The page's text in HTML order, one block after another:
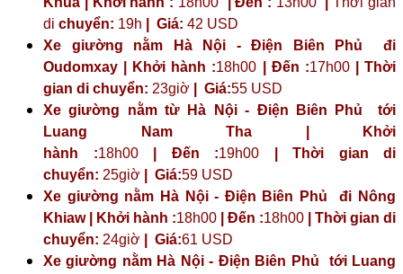
di chuyển: 19h Giá: 42 USD
Xe giường nằm Hà Nội - Điện Biên Phủ đi
Oudomxay | Khởi hành :18h00 | Đến :17h00| Thời
gian di chuyển: 23giờ | Giá:55 USD
Xe giường nằm từ Hà Nội - Điện Biên Phủ tới
Luang Nam Tha | Khởi
hành :18h00| Đến :19h00 | Thời gian di
chuyển: 25giờ | Giá:59 USD
Xe giường nằm Hà Nội - Điện Biên Phủ đi Nông
Khiaw | Khởi hành :18h00 | Đến :18h00 | Thời gian di
chuyển: 24giờ | Giá:61 USD
Xe giường nằm Hà Nội - Điện Biên Phủ tới Luang